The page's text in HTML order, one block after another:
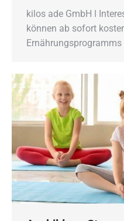
kilos ade GmbH ǀ
können ab sofort
Ernährungsprogramms